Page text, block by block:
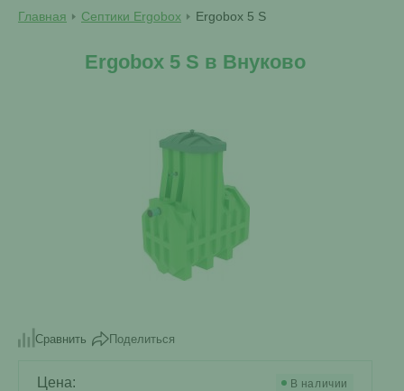
Главная Септики Ergobox Ergobox 5 S
Ergobox 5 S в Внуково
Сравнить Поделиться
Цена: В наличии